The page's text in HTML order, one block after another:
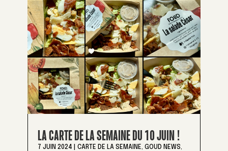
LA CARTE DE LA SEMAINE DU 10 JUIN !
7 JUIN 2024 CARTE DE LA SEMAINE, GOUD NEWS,